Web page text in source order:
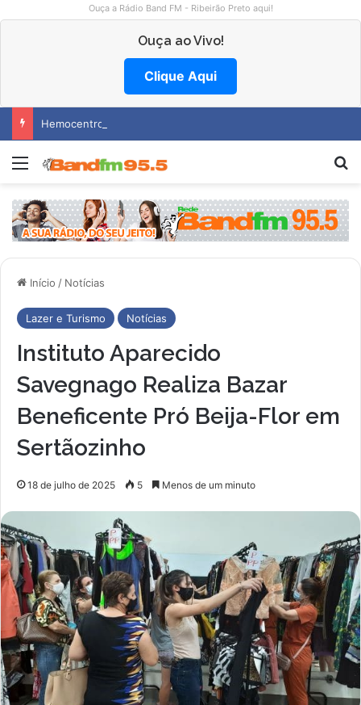
Ouça a Rádio Band FM - Ribeirão Preto aqui!
Ouça ao Vivo!
Clique Aqui
Hemocentro abre vagas na região
Menu
Início / Notícias
Lazer e Turismo Notícias
Instituto Aparecido
Savegnago Realiza Bazar
Beneficente Pró Beija-Flor em
Sertãozinho
18 de julho de 2025 5 Menos de um minuto